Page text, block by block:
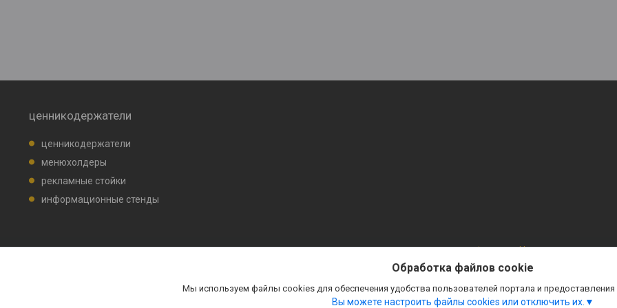
ценникодержатели
ценникодержатели
менюхолдеры
рекламные стойки
информационные стенды
Сайт создан на платформе Deal.by
Политика обработки файлов cookies
Обработка файлов cookie
Мы используем файлы cookies для обеспечения удобства пользователей портала и
Вы можете настроить файлы cookies или отключить их.
ТАБЛИЧКИ. СТЕНДЫ. ВСЕ ДЛЯ ОФОРМЛЕНИЯ. |
Select Language ▼